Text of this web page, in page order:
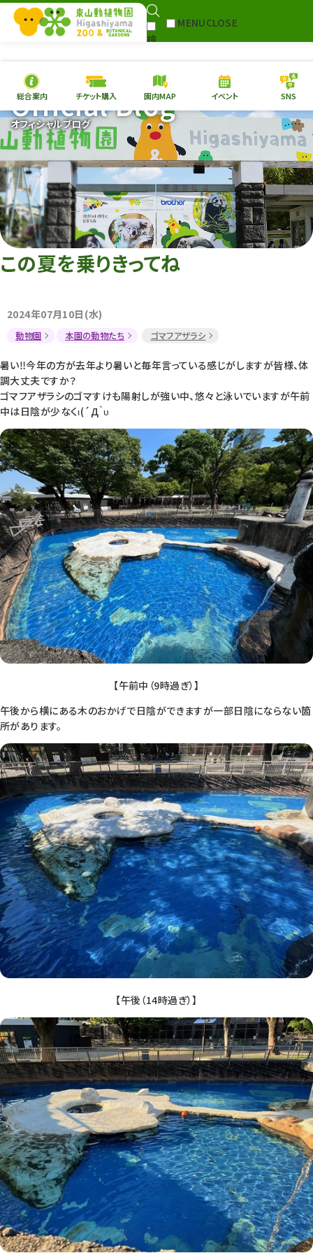
検
MENUCLOSE
本日の開園情報 チケ
園内MAP イベント
総合案内
動物園 植物園
再生プラン
東山動植物園
への支援
環境教育
総合案内 チケット購入 園内MAP イベント SNS
オフィシャルブログ
Official Blog
この夏を乗りきってね
2024年07月10日(水)
動物園 本園の動物たち ゴマフアザラシ
暑い‼今年の方が去年より暑いと毎年言っている感じがしますが皆様、体
調大丈夫ですか？
ゴマフアザラシのゴマすけも陽射しが強い中、悠々と泳いでいますが午前
中は日陰が少なくι(´Д｀υ
【午前中（9時過ぎ）】
午後から横にある木のおかげで日陰ができますが一部日陰にならない箇
所があります。
【午後（14時過ぎ）】